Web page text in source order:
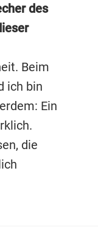
des
Beim
ich bin
Ein
die